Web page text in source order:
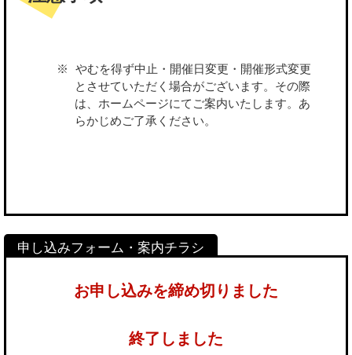
やむを得ず中止・開催日変更・開催形式変更
とさせていただく場合がございます。その際
は、ホームページにてご案内いたします。あ
らかじめご了承ください。
お申し込みを締め切りました
終了しました